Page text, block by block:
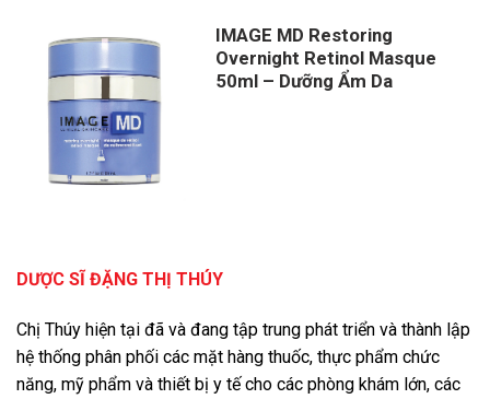
IMAGE MD Restoring
Overnight Retinol Masque
50ml – Dưỡng Ẩm Da
DƯỢC SĨ ĐẶNG THỊ THÚY
Chị Thúy hiện tại đã và đang tập trung phát triển và thành lập
hệ thống phân phối các mặt hàng thuốc, thực phẩm chức
năng, mỹ phẩm và thiết bị y tế cho các phòng khám lớn, các